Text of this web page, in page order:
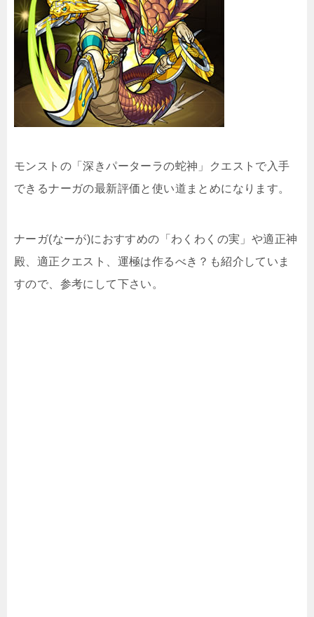
モンストの「深きパーターラの蛇神」クエストで入手
できるナーガの最新評価と使い道まとめになります。
ナーガ(なーが)におすすめの「わくわくの実」や適正神
殿、適正クエスト、運極は作るべき？も紹介していま
すので、参考にして下さい。